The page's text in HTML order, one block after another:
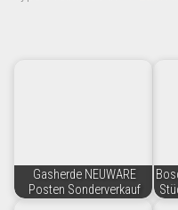
B2B Produkte
Kostenlos verkaufen
Anmelden
Gasherde NEUWARE
Posten Sonderverkauf